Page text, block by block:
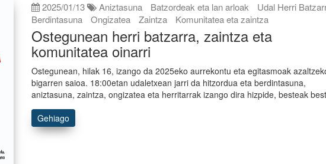
2025/01/13 Aniztasuna Batzordeak eta lan arloak
Udal Herri
Berdintasuna
Ongizatea Zaintza Komunitatea eta zaintza
Ostegunean herri batzarra, zaintza eta
komunitatea oinarri
Ostegunean, hilak 16, izango da 2025eko aurrekontu eta egitasmoak
bigarren saioa. 18:00etan udaletxean jarri da hitzordua eta berdintasuna,
aniztasuna, zaintza, ongizatea eta herritarrak izango dira hizpide, besteak
Gehiago